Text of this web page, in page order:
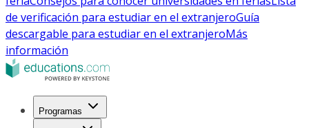
de verificación para estudiar en el extranjeroGuía
descargable para estudiar en el extranjeroMás
información
Programas